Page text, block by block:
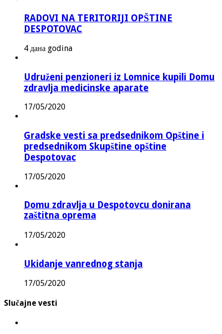
RADOVI NA TERITORIJI OPŠTINE
DESPOTOVAC
4 дана godina
Udruženi penzioneri iz Lomnice kupili Domu
zdravlja medicinske aparate
17/05/2020
Gradske vesti sa predsednikom Opštine i
predsednikom Skupštine opštine
Despotovac
17/05/2020
Domu zdravlja u Despotovcu donirana
zaštitna oprema
17/05/2020
Ukidanje vanrednog stanja
17/05/2020
Slučajne vesti